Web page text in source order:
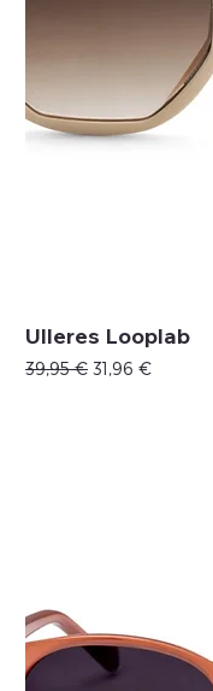
Ulleres Looplab
Precio
39,95 € Precio de oferta
31,96 €